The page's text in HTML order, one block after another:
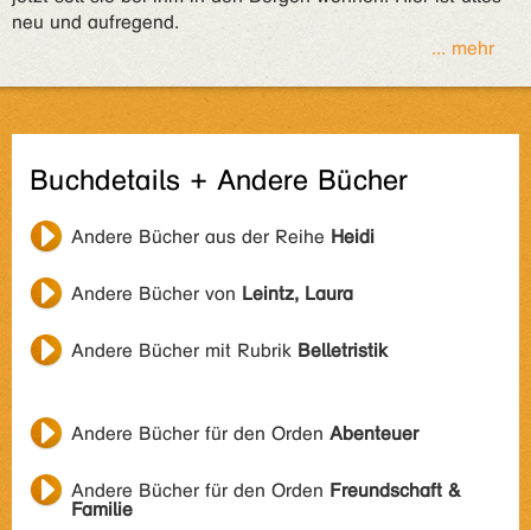
neu und aufregend.
... mehr
Buchdetails + Andere Bücher
Andere Bücher aus der Reihe Heidi
Andere Bücher von Leintz, Laura
Andere Bücher mit Rubrik Belletristik
Andere Bücher für den Orden Abenteuer
Andere Bücher für den Orden Freundschaft &
Familie